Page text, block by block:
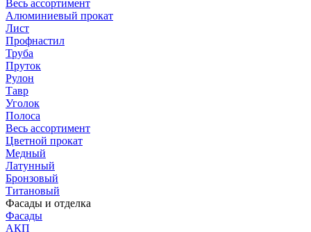
Весь ассортимент
Алюминиевый прокат
Лист
Профнастил
Труба
Пруток
Рулон
Тавр
Уголок
Полоса
Весь ассортимент
Цветной прокат
Медный
Латунный
Бронзовый
Титановый
Фасады и отделка
Фасады
АКП